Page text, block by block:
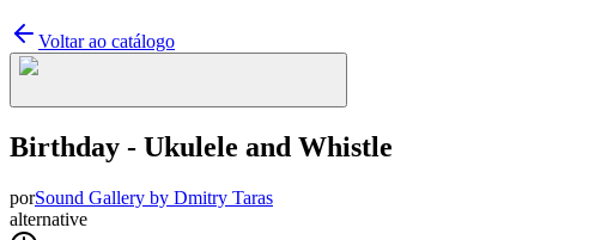
Voltar ao catálogo
Birthday - Ukulele and Whistle
porSound Gallery by Dmitry Taras
alternative